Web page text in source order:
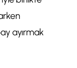
ayırmak